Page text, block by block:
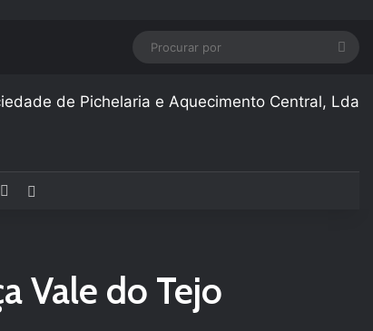
Instagram
Vale do Tejo